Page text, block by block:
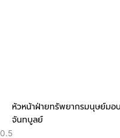
หัวหน้าฝ่ายทรัพยากรมนุษย์มอ
จันทบูลย์